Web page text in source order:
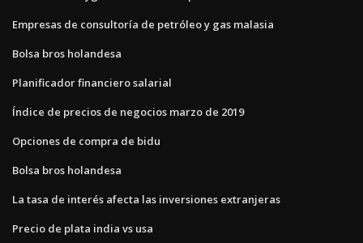
Empresas de consultoría de petróleo y gas malasia
Bolsa bros holandesa
Planificador financiero salarial
Índice de precios de negocios marzo de 2019
Opciones de compra de bidu
Bolsa bros holandesa
La tasa de interés afecta las inversiones extranjeras
Precio de plata india vs usa